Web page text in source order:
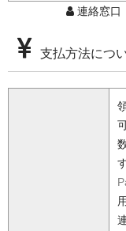
連絡窓口
支払方法につ